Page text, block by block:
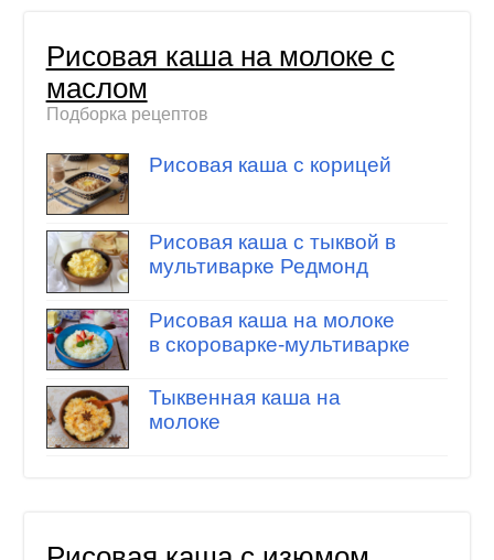
Рисовая каша на молоке с
маслом
Подборка рецептов
Рисовая каша с корицей
Рисовая каша с тыквой в
мультиварке Редмонд
Рисовая каша на молоке
в скороварке-мультиварке
Тыквенная каша на
молоке